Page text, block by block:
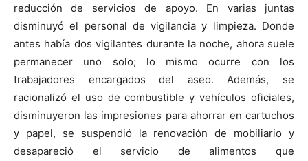
reducción de servicios de apoyo. En varias juntas
disminuyó el personal de vigilancia y limpieza. Donde
antes había dos vigilantes durante la noche, ahora suele
permanecer uno solo; lo mismo ocurre con los
trabajadores encargados del aseo. Además, se
racionalizó el uso de combustible y vehículos oficiales,
disminuyeron las impresiones para ahorrar en cartuchos
y papel, se suspendió la renovación de mobiliario y
desapareció el servicio de alimentos que